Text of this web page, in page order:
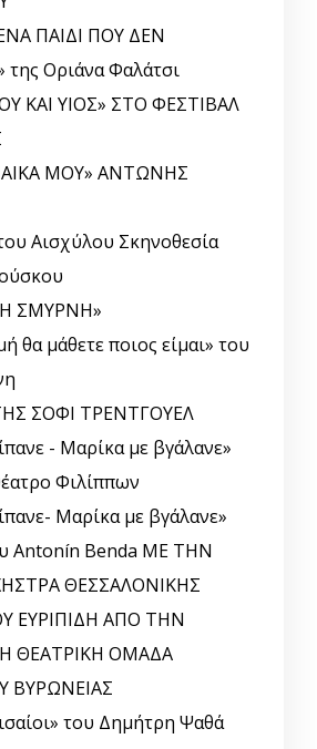
ΠΑΙΔΙ ΠΟΥ ΔΕΝ
Οριάνα Φαλάτσι
ΚΑΙ ΥΙΟΣ» ΣΤΟ ΦΕΣΤΙΒΑΛ
ΜΟΥ» ΑΝΤΩΝΗΣ
Αισχύλου Σκηνοθεσία
ΣΜΥΡΝΗ»
θα μάθετε ποιος είμαι» του
ΣΟΦΙ ΤΡΕΝΤΓΟΥΕΛ
- Μαρίκα με βγάλανε»
Φιλίππων
Μαρίκα με βγάλανε»
Antonín Benda ΜΕ ΤΗΝ
ΘΕΣΣΑΛΟΝΙΚΗΣ
ΕΥΡΙΠΙΔΗ ΑΠΟ ΤΗΝ
ΘΕΑΤΡΙΚΗ ΟΜΑΔΑ
ΒΥΡΩΝΕΙΑΣ
του Δημήτρη Ψαθά